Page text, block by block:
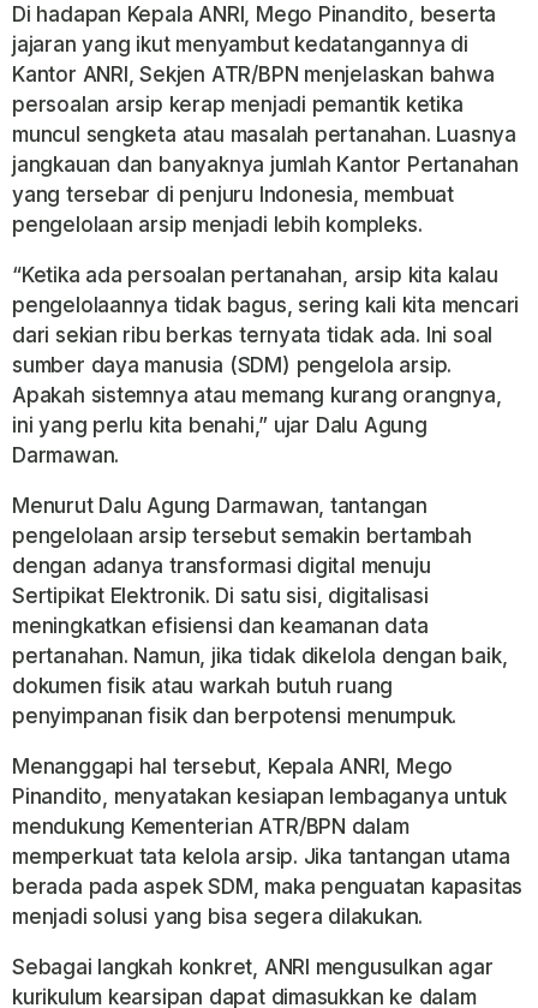
Di hadapan Kepala ANRI, Mego Pinandito, beserta
jajaran yang ikut menyambut kedatangannya di
Kantor ANRI, Sekjen ATR/BPN menjelaskan bahwa
persoalan arsip kerap menjadi pemantik ketika
muncul sengketa atau masalah pertanahan. Luasnya
jangkauan dan banyaknya jumlah Kantor Pertanahan
yang tersebar di penjuru Indonesia, membuat
pengelolaan arsip menjadi lebih kompleks.
“Ketika ada persoalan pertanahan, arsip kita kalau
pengelolaannya tidak bagus, sering kali kita mencari
dari sekian ribu berkas ternyata tidak ada. Ini soal
sumber daya manusia (SDM) pengelola arsip.
Apakah sistemnya atau memang kurang orangnya,
ini yang perlu kita benahi,” ujar Dalu Agung
Darmawan.
Menurut Dalu Agung Darmawan, tantangan
pengelolaan arsip tersebut semakin bertambah
dengan adanya transformasi digital menuju
Sertipikat Elektronik. Di satu sisi, digitalisasi
meningkatkan efisiensi dan keamanan data
pertanahan. Namun, jika tidak dikelola dengan baik,
dokumen fisik atau warkah butuh ruang
penyimpanan fisik dan berpotensi menumpuk.
Menanggapi hal tersebut, Kepala ANRI, Mego
Pinandito, menyatakan kesiapan lembaganya untuk
mendukung Kementerian ATR/BPN dalam
memperkuat tata kelola arsip. Jika tantangan utama
berada pada aspek SDM, maka penguatan kapasitas
menjadi solusi yang bisa segera dilakukan.
Sebagai langkah konkret, ANRI mengusulkan agar
kurikulum kearsipan dapat dimasukkan ke dalam